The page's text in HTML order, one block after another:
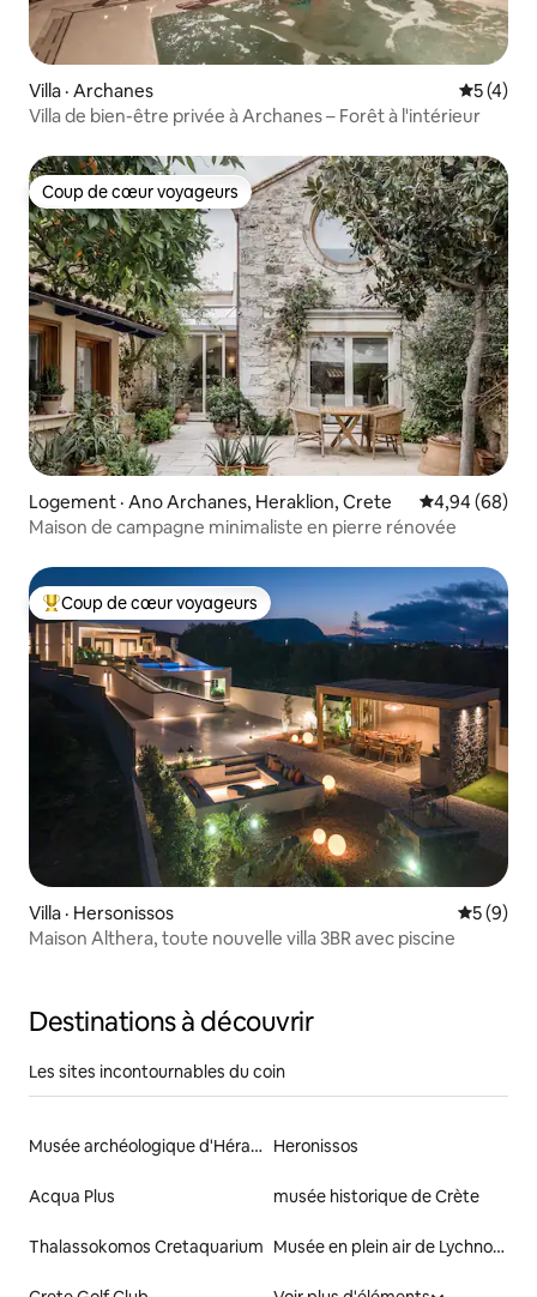
Villa · Archanes Note
5 (4)
Villa de bien-être privée à Archanes – Forêt à l'intérieur
Coup de cœur voyageurs
Coup de cœur voyageurs
Logement · Ano Archanes, Heraklion, Crete Note
4,94 (68)
Maison de campagne minimaliste en pierre rénovée
Coup de cœur voyageurs parmi les plus aimés
Coup de cœur voyageurs
Villa · Hersonissos Note
5 (9)
Maison Althera, toute nouvelle villa 3BR avec piscine
Destinations à découvrir
Les sites incontournables du coin
Musée archéologique d'Héraklion Heronissos
Acqua Plus musée historique de Crète
Thalassokomos Cretaquarium Musée en plein air de Lychnostatis